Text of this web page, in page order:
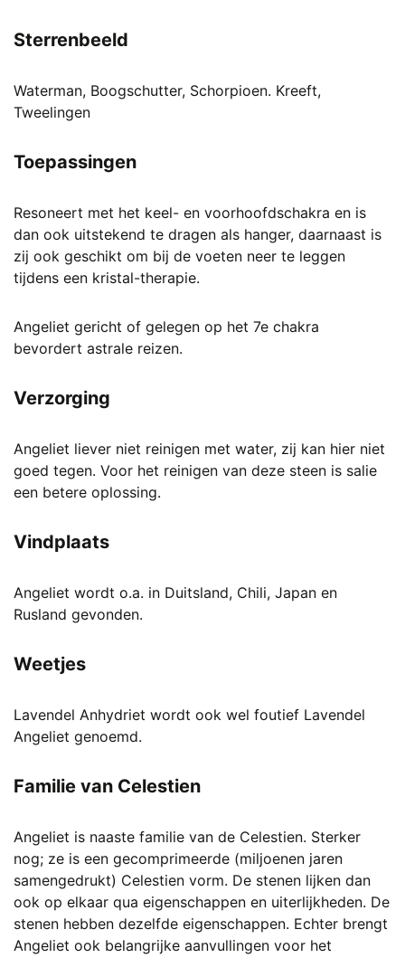
Sterrenbeeld
Waterman, Boogschutter, Schorpioen. Kreeft,
Tweelingen
Toepassingen
Resoneert met het keel- en voorhoofdschakra en is
dan ook uitstekend te dragen als hanger, daarnaast is
zij ook geschikt om bij de voeten neer te leggen
tijdens een kristal-therapie.
Angeliet gericht of gelegen op het 7e chakra
bevordert astrale reizen.
Verzorging
Angeliet liever niet reinigen met water, zij kan hier niet
goed tegen. Voor het reinigen van deze steen is salie
een betere oplossing.
Vindplaats
Angeliet wordt o.a. in Duitsland, Chili, Japan en
Rusland gevonden.
Weetjes
Lavendel Anhydriet wordt ook wel foutief Lavendel
Angeliet genoemd.
Familie van Celestien
Angeliet is naaste familie van de Celestien. Sterker
nog; ze is een gecomprimeerde (miljoenen jaren
samengedrukt) Celestien vorm. De stenen lijken dan
ook op elkaar qua eigenschappen en uiterlijkheden. De
stenen hebben dezelfde eigenschappen. Echter brengt
Angeliet ook belangrijke aanvullingen voor het